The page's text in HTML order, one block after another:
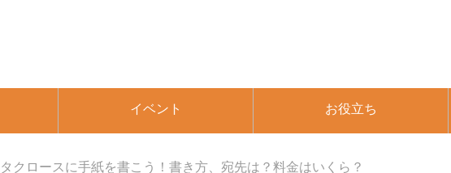
イベント お役立ち
クロースに手紙を書こう！書き方、宛先は？料金はいくら？